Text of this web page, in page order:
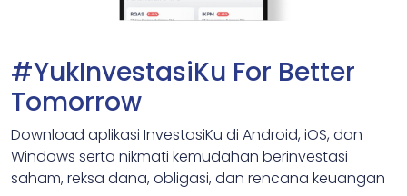
#YukInvestasiKu For Better
Tomorrow
Download aplikasi InvestasiKu di Android, iOS, dan
Windows serta nikmati kemudahan berinvestasi
saham, reksa dana, obligasi, dan rencana keuangan